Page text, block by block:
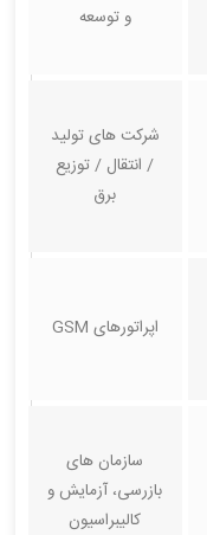
و توسعه
شرکت های تولید
/ انتقال / توزیع
برق
اپراتورهای GSM
سازمان های
بازرسی، آزمایش و
کالیبراسیون